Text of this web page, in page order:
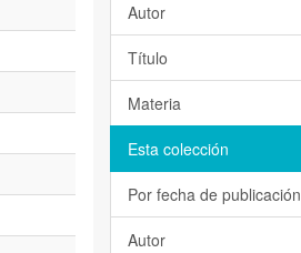
Autor
Título
Materia
Esta colección
Por fecha de publicación
Autor